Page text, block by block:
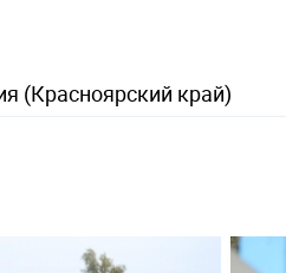
(Красноярский край)